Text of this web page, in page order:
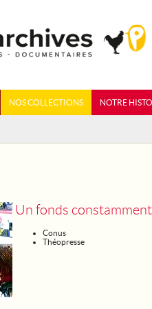
NOS COLLECTIONS NOTRE
Un fonds
Conus
Théopresse